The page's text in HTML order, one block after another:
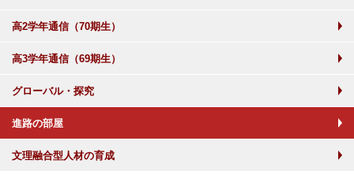
高2学年通信（70期生）
高3学年通信（69期生）
グローバル・探究
進路の部屋
文理融合型人材の育成